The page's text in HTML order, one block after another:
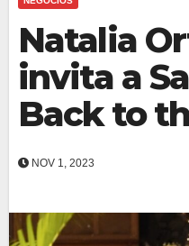
Natalia
invita a
Back to
NOV 1, 2023